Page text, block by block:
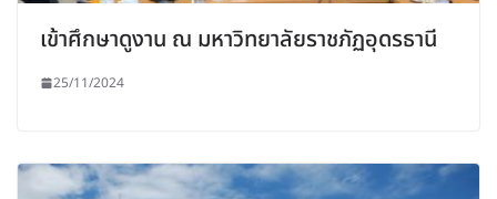
เข้าศึกษาดูงาน ณ มหาวิทยาลัยราชภัฏอุดรธานี
25/11/2024